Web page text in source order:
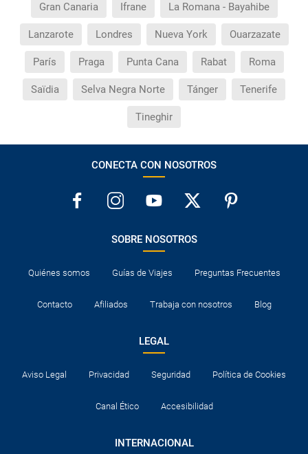
Gran Canaria Ifrane La Romana - Bayahibe
Lanzarote Londres Nueva York Ouarzazate
París Praga Punta Cana Rabat Roma
Saïdia Selva Negra Norte Tánger Tenerife
Tineghir
CONECTA CON NOSOTROS
SOBRE NOSOTROS
Quiénes somos Guías de Viajes Preguntas Frecuentes
Contacto Afiliados Trabaja con nosotros Blog
LEGAL
Aviso Legal Privacidad Seguridad Política de Cookies
Canal Ético Accesibilidad
INTERNACIONAL